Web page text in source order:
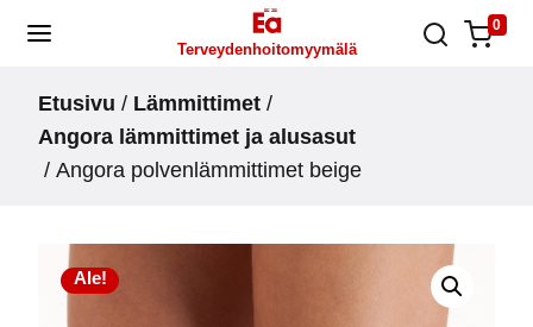
Skip
Terveydenhoitomyymälä
0
Etusivu / Lämmittimet /
Angora lämmittimet ja alusasut
/ Angora polvenlämmittimet beige
Ale!